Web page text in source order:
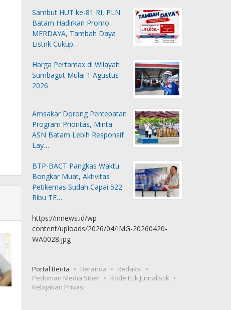
Sambut HUT ke-81 RI, PLN
Batam Hadirkan Promo
MERDAYA, Tambah Daya
Listrik Cukup…
Harga Pertamax di Wilayah
Sumbagut Mulai 1 Agustus
2026
Amsakar Dorong Percepatan
Program Prioritas, Minta
ASN Batam Lebih Responsif
Lay…
BTP-BACT Pangkas Waktu
Bongkar Muat, Aktivitas
Petikemas Sudah Capai 522
Ribu TE…
https://innews.id/wp-
content/uploads/2026/04/IMG-20260420-
WA0028.jpg
Portal Berita Beranda
Redaksi
Pedoman Media Siber
Kode Etik Jurnalistik
Kebijakan Privasi